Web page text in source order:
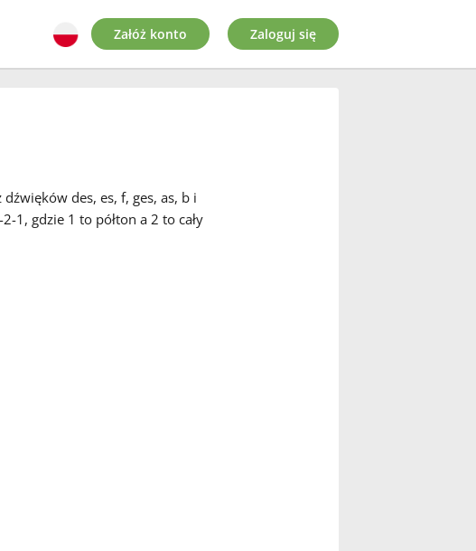
Załóż konto Zaloguj się
des, es, f, ges, as, b i
1, gdzie 1 to półton a 2 to cały